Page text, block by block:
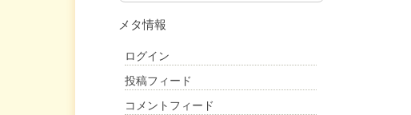
メタ情報
ログイン
投稿フィード
コメントフィード